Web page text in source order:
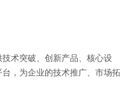
术突破、创新产品、核心设
，为企业的技术推广、市场拓